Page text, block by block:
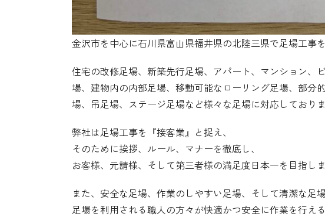
金沢市を中心に石川県富山県福井県の北陸三県で足場工事
住宅の改修足場、新築先行足場、アパート、マンション、
場、建物内の内部足場、移動可能なローリング足場、部分
場、吊足場、ステージ足場など様々な足場に対応しておりま
弊社は足場工事を『接客業』と捉え、
そのために挨拶、ルール、マナーを徹底し、
お客様、元請様、そして第三者様の満足度日本一を目指しま
また、安全な足場、作業のしやすい足場、そして清潔な足
足場を利用される職人の方々が快適かつ安全に作業を行え